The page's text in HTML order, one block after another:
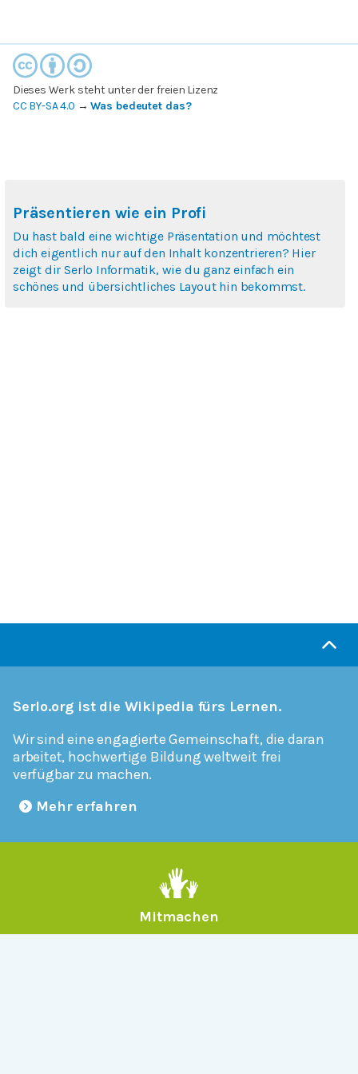
Dieses Werk steht unter der freien Lizenz
CC BY-SA 4.0 →Was bedeutet das?
Präsentieren wie ein Profi
Du hast bald eine wichtige Präsentation und möchtest
dich eigentlich nur auf den Inhalt konzentrieren? Hier
zeigt dir Serlo Informatik, wie du ganz einfach ein
schönes und übersichtliches Layout hin bekommst.
Serlo.org ist die Wikipedia fürs Lernen.
Wir sind eine engagierte Gemeinschaft, die daran
arbeitet, hochwertige Bildung weltweit frei
verfügbar zu machen.
Mehr erfahren
Mitmachen